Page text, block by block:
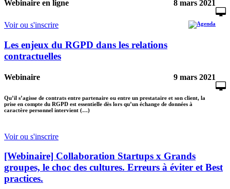
Webinaire en ligne 8 mars 2021
Voir ou s'inscrire
Les enjeux du RGPD dans les relations
contractuelles
Webinaire 9 mars 2021
Qu’il s’agisse de contrats entre partenaire ou entre un prestataire et son client, la
prise en compte du RGPD est essentielle dès lors qu’un échange de données à
caractère personnel intervient (…)
Voir ou s'inscrire
[Webinaire] Collaboration Startups x Grands
groupes, le choc des cultures. Erreurs à éviter et Best
practices.